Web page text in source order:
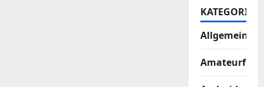
KATEGORIEN
Allgemein
Amateurfunk